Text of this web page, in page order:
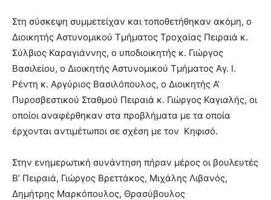
Στη σύσκεψη συμμετείχαν και τοποθετήθηκαν ακόμη, ο
Διοικητής Αστυνομικού Τμήματος Τροχαίας Πειραιά κ.
Σύλβιος Καραγιάννης, ο υποδιοικητής κ. Γιώργος
Βασιλείου, ο Διοικητής Αστυνομικού Τμήματος Αγ. Ι.
Ρέντη κ. Αργύριος Βασιλόπουλος, ο Διοικητής Α’
Πυροσβεστικού Σταθμού Πειραιά κ. Γιώργος Καγιαλής, οι
οποίοι αναφέρθηκαν στα προβλήματα με τα οποία
έρχονται αντιμέτωποι σε σχέση με τον Κηφισό.
Στην ενημερωτική συνάντηση πήραν μέρος οι βουλευτές
Β’ Πειραιά, Γιώργος Βρεττάκος, Μιχάλης Λιβανός,
Δημήτρης Μαρκόπουλος, Θρασύβουλος